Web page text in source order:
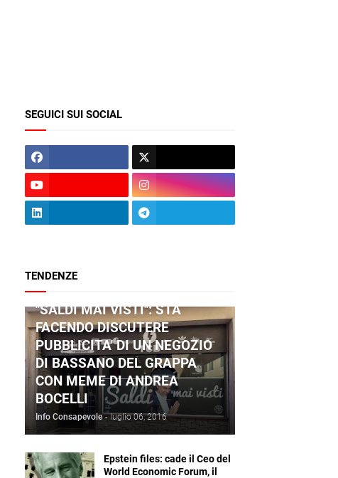
SEGUICI SUI SOCIAL
TENDENZE
"SALDI MAI VISTI": STA
FACENDO DISCUTERE
PUBBLICITA' DI UN NEGOZIO
DI BASSANO DEL GRAPPA
CON MEME DI ANDREA
BOCELLI
Info Consapevole - luglio 06, 2016
Epstein files: cade il Ceo del
World Economic Forum, il